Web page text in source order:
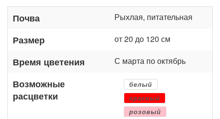
Почва Рыхлая, питательная
Размер от 20 до 120 см
Время цветения С марта по октябрь
Возможные
расцветки
белый
красный
розовый